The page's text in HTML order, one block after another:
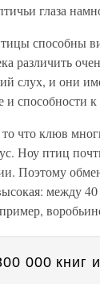
глаза
способны
различить
слух, и они
и способности
что клюв
Ноу птиц
Поэтому
между
000 книг